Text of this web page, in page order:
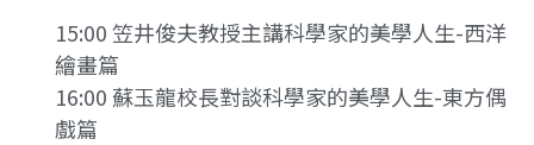
15:00 笠井俊夫教授主講科學家的美學人生-西洋
繪畫篇
16:00 蘇玉龍校長對談科學家的美學人生-東方偶
戲篇